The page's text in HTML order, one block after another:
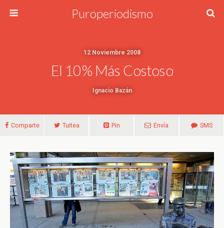
Puroperiodismo
12 Noviembre 2008
El 10% Más Costoso
Ignacio Bazán
Comparte Tuitea Pin Envía SMS